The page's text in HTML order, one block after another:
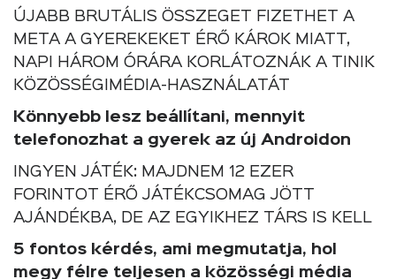
ÚJABB BRUTÁLIS ÖSSZEGET FIZETHET A
META A GYEREKEKET ÉRŐ KÁROK MIATT,
NAPI HÁROM ÓRÁRA KORLÁTOZNÁK A TINIK
KÖZÖSSÉGIMÉDIA-HASZNÁLATÁT
Könnyebb lesz beállítani, mennyit
telefonozhat a gyerek az új Androidon
INGYEN JÁTÉK: MAJDNEM 12 EZER
FORINTOT ÉRŐ JÁTÉKCSOMAG JÖTT
AJÁNDÉKBA, DE AZ EGYIKHEZ TÁRS IS KELL
5 fontos kérdés, ami megmutatja, hol
megy félre teljesen a közösségi média